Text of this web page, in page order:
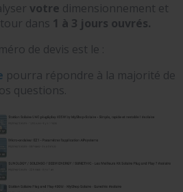
votre dimensionnement et
dans 1 à 3 jours ouvrés.
de devis est le :
pourra répondre à la majorité de
questions.